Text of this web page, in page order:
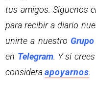
tus amigos. Síguenos
para recibir a diario
unirte a nuestro
en Telegram. Y si
consideraapoyarnos.